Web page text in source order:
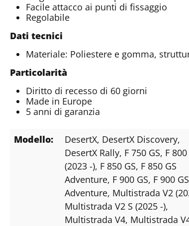
Facile attacco ai punti di fissaggio
Regolabile
Dati tecnici
Materiale: Poliestere e gomma,
Particolarità
Diritto di recesso di 60 giorni
Made in Europe
5 anni di garanzia
Modello: DesertX, DesertX Discovery,
DesertX Rally, F 750 GS, F 800
(2023 -), F 850 GS, F 850 GS
Adventure, F 900 GS, F 900 GS
Adventure, Multistrada V2
Multistrada V2 S (2025 -),
Multistrada V4, Multistrada